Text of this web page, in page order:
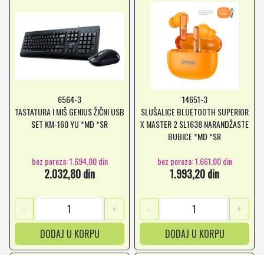
6564-3
TASTATURA I MIŠ GENIUS ŽIČNI USB
SET KM-160 YU *MD *SR
bez poreza: 1.694,00 din
2.032,80 din
-
+
DODAJ U KORPU
14651-3
SLUŠALICE BLUETOOTH SUPERIOR
X MASTER 2 SL1638 NARANDŽASTE
BUBICE *MD *SR
bez poreza: 1.661,00 din
1.993,20 din
-
+
DODAJ U KORPU